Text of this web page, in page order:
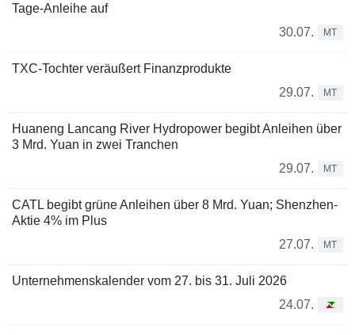
Tage-Anleihe auf
30.07.
MT
TXC-Tochter veräußert Finanzprodukte
29.07.
MT
Huaneng Lancang River Hydropower begibt Anleihen über
3 Mrd. Yuan in zwei Tranchen
29.07.
MT
CATL begibt grüne Anleihen über 8 Mrd. Yuan; Shenzhen-
Aktie 4% im Plus
27.07.
MT
Unternehmenskalender vom 27. bis 31. Juli 2026
24.07.